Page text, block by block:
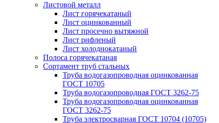
Листовой металл
Лист горячекатаный
Лист оцинкованный
Лист просечно вытяжной
Лист рифленый
Лист холоднокатаный
Полоса горячекатаная
Сортамент труб стальных
Труба водогазопроводная оцинкованная
ГОСТ 10705
Труба водогазопроводная ГОСТ 3262-75
Труба водогазопроводная оцинкованная
ГОСТ 3262-75
Труба электросварная ГОСТ 10704 (10705)